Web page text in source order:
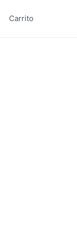
Carrito